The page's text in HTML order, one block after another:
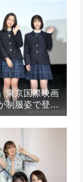
東京国際映画
制服姿で登